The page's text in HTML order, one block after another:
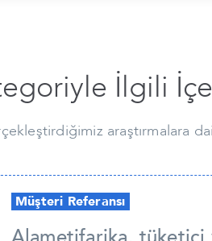
İlgili
araştırmalara
Müşteri Referansı